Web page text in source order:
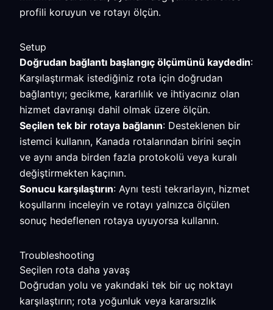
profili koruyun ve rotayı ölçün.
Setup
Doğrudan bağlantı başlangıç ölçümünü kaydedin:
Karşılaştırmak istediğiniz rota için doğrudan
bağlantıyı; gecikme, kararlılık ve ihtiyacınız olan
hizmet davranışı dahil olmak üzere ölçün.
Seçilen tek bir rotaya bağlanın: Desteklenen bir
istemci kullanın, Kanada rotalarından birini seçin
ve aynı anda birden fazla protokolü veya kuralı
değiştirmekten kaçının.
Sonucu karşılaştırın: Aynı testi tekrarlayın, hizmet
koşullarını inceleyin ve rotayı yalnızca ölçülen
sonuç hedeflenen rotaya uyuyorsa kullanın.
Troubleshooting
Seçilen rota daha yavaş
Doğrudan yolu ve yakındaki tek bir uç noktayı
karşılaştırın; rota yoğunluk veya kararsızlık